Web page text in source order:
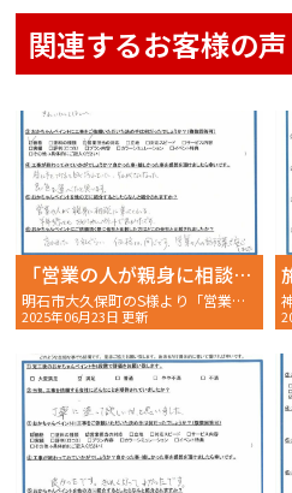
関連するお客様の声
「営業の人が親身に相談に乗ってくれる。半年待ってもおかちゃんペイントで良かったです。」
明石市大久保町のS様より「営業の人が親身に相談に乗ってくれる。半年待ってもおかちゃんペイントで良かったです。」〜完工後アンケート〜
2025年06月23日 更新